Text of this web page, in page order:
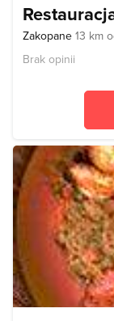
Zakopane 13 km
Brak opinii